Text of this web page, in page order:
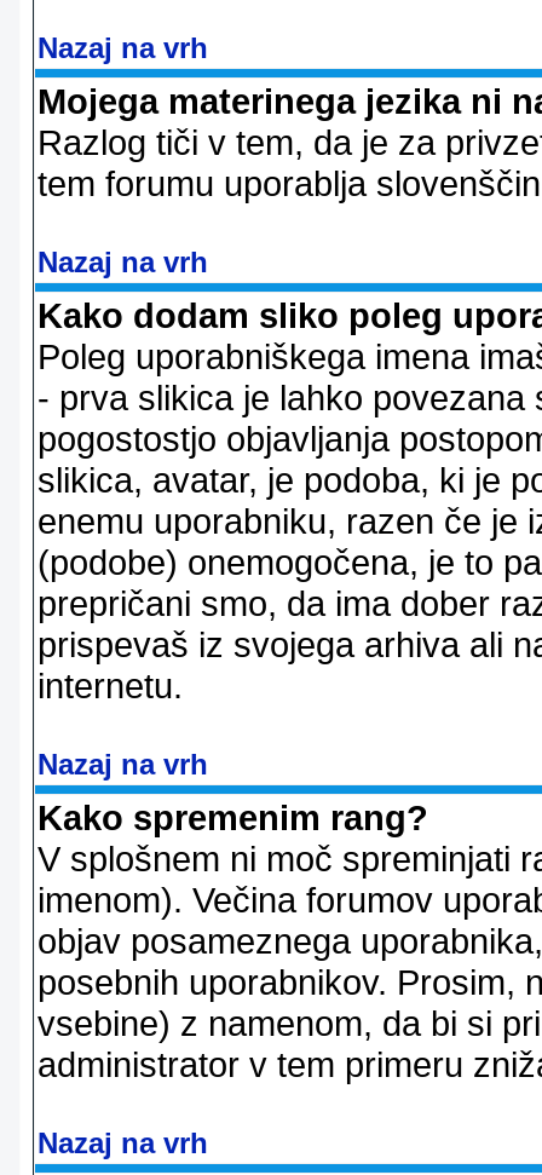
Nazaj na vrh
Mojega materinega jezika ni
Razlog tiči v tem, da je za
tem forumu uporablja
Nazaj na vrh
Kako dodam sliko poleg
Poleg uporabniškega imena
- prva slikica je lahko
pogostostjo objavljanja
slikica, avatar, je podoba, ki je
enemu uporabniku, razen če je
(podobe) onemogočena, je to
prepričani smo, da ima dober
prispevaš iz svojega arhiva ali
internetu.
Nazaj na vrh
Kako spremenim rang?
V splošnem ni moč spreminjati
imenom). Večina forumov
objav posameznega
posebnih uporabnikov. Prosim,
vsebine) z namenom, da bi si
administrator v tem primeru
Nazaj na vrh